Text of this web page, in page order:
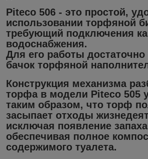
Piteco 506 - это простой,
использовании торфяной
требующий подключения
водоснабжения.
Для его работы
бачок торфяной
Конструкция механизма
торфа в модели Piteco 505
таким образом, что торф
засыпает отходы
исключая появление
обеспечивая полное
содержимого туалета.